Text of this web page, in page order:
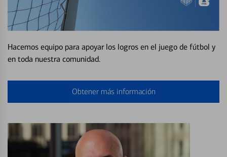
Hacemos equipo para apoyar los logros en el juego de fútbol y
en toda nuestra comunidad.
Obtener más información